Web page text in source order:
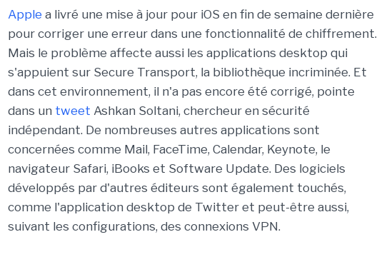
Apple a livré une mise à jour pour iOS en fin de semaine dernière
pour corriger une erreur dans une fonctionnalité de chiffrement.
Mais le problème affecte aussi les applications desktop qui
s'appuient sur Secure Transport, la bibliothèque incriminée. Et
dans cet environnement, il n'a pas encore été corrigé, pointe
dans un tweet Ashkan Soltani, chercheur en sécurité
indépendant. De nombreuses autres applications sont
concernées comme Mail, FaceTime, Calendar, Keynote, le
navigateur Safari, iBooks et Software Update. Des logiciels
développés par d'autres éditeurs sont également touchés,
comme l'application desktop de Twitter et peut-être aussi,
suivant les configurations, des connexions VPN.